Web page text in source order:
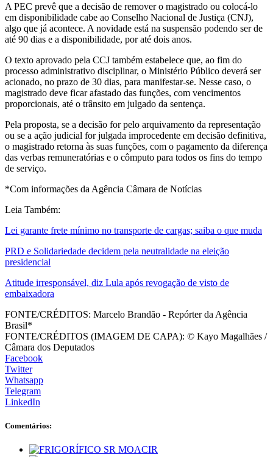
A PEC prevê que a decisão de remover o magistrado ou colocá-lo
em disponibilidade cabe ao Conselho Nacional de Justiça (CNJ),
algo que já acontece. A novidade está na suspensão podendo ser de
até 90 dias e a disponibilidade, por até dois anos.
O texto aprovado pela CCJ também estabelece que, ao fim do
processo administrativo disciplinar, o Ministério Público deverá ser
acionado, no prazo de 30 dias, para manifestar-se. Nesse caso, o
magistrado deve ficar afastado das funções, com vencimentos
proporcionais, até o trânsito em julgado da sentença.
Pela proposta, se a decisão for pelo arquivamento da representação
ou se a ação judicial for julgada improcedente em decisão definitiva,
o magistrado retorna às suas funções, com o pagamento da diferença
das verbas remuneratórias e o cômputo para todos os fins do tempo
de serviço.
*Com informações da Agência Câmara de Notícias
Leia Também:
Lei garante frete mínimo no transporte de cargas; saiba o que muda
PRD e Solidariedade decidem pela neutralidade na eleição
presidencial
Atitude irresponsável, diz Lula após revogação de visto de
embaixadora
FONTE/CRÉDITOS: Marcelo Brandão - Repórter da Agência
Brasil*
FONTE/CRÉDITOS (IMAGEM DE CAPA): © Kayo Magalhães /
Câmara dos Deputados
Facebook
Twitter
Whatsapp
Telegram
LinkedIn
Comentários: